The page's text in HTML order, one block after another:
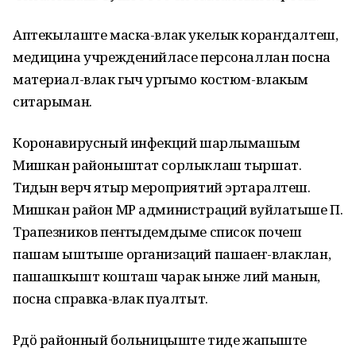
Аптекылаште маска-влак укелык кораҥдалтеш,
медицина учрежденийласе персоналлан посна
материал-влак гыч ургымо костюм-влакым
ситарыман.
Коронавирусный инфекций шарлымашым
Мишкан районыштат сорлыклаш тыршат.
Тидын верч ятыр мероприятий эртаралтеш.
Мишкан район МР администраций вуйлатыше П.
Трапезников пеҥгыдемдыме список почеш
пашам ыштыше организаций пашаеҥ-влаклан,
пашашкышт кошташ чарак ынже лий манын,
посна справка-влак пуалтыт.
Рӱдӧ районный больницыште тиде жапыште